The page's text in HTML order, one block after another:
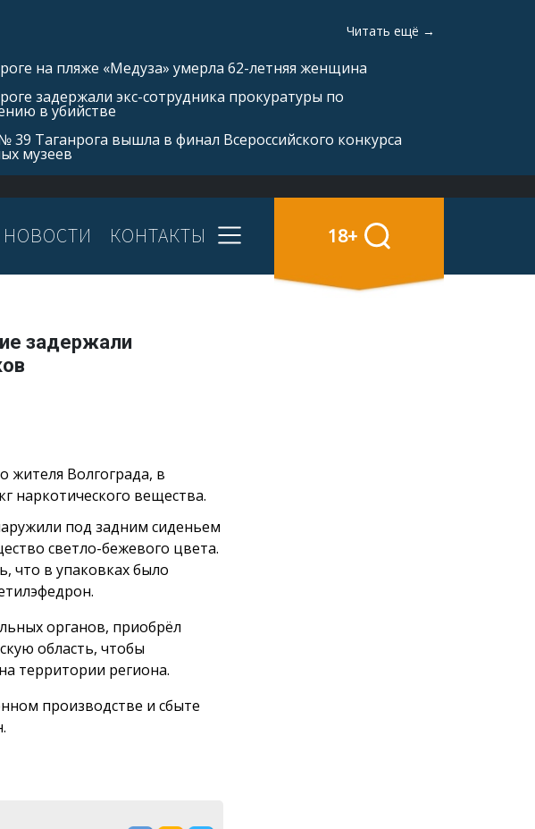
Читать ещё →
на пляже «Медуза» умерла 62-летняя женщина
задержали экс-сотрудника прокуратуры по
в убийстве
39 Таганрога вышла в финал Всероссийского конкурса
музеев
НОВОСТИ КОНТАКТЫ 18+
задержали
жителя Волгограда, в
наркотического вещества.
под задним сиденьем
светло-бежевого цвета.
что в упаковках было
органов, приобрёл
область, чтобы
на территории региона.
производстве и сбыте